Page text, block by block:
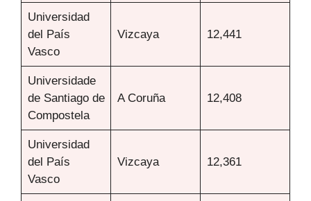
Universidad
del País
Vasco
Vizcaya 12,441
Universidade
de Santiago de
Compostela
A Coruña 12,408
Universidad
del País
Vasco
Vizcaya 12,361